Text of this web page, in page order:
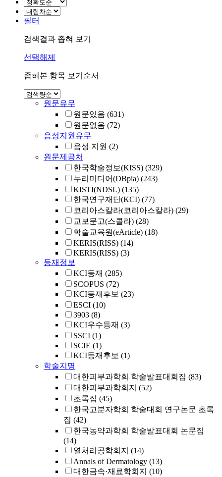
필터
검색결과 좁혀 보기
선택해제
좁혀본 항목 보기순서
원문유무
원문있음 (631)
원문없음 (72)
음성지원유무
음성 지원 (2)
원문제공처
한국학술정보(KISS) (329)
누리미디어(DBpia) (243)
KISTI(NDSL) (135)
한국연구재단(KCI) (77)
코리아스칼라(코리아스칼라) (29)
교보문고(스콜라) (28)
학술교육원(eArticle) (18)
KERIS(RISS) (14)
KERIS(RISS) (3)
등재정보
KCI등재 (285)
SCOPUS (72)
KCI등재후보 (23)
ESCI (10)
3903 (8)
KCI우수등재 (3)
SSCI (1)
SCIE (1)
KCI등재후보 (1)
학술지명
대한피부과학회 학술발표대회집 (83)
대한피부과학회지 (52)
초록집 (45)
한국고분자학회 학술대회 연구논문 초록
집 (42)
한국농약과학회 학술발표대회 논문집
(14)
열처리공학회지 (14)
Annals of Dermatology (13)
대한금속·재료학회지 (10)